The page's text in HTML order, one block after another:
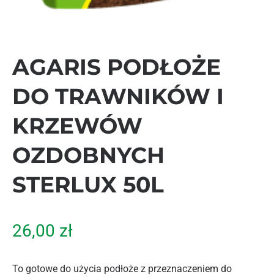
AGARIS PODŁOŻE
DO TRAWNIKÓW I
KRZEWÓW
OZDOBNYCH
STERLUX 50L
26,00 zł
To gotowe do użycia podłoże z przeznaczeniem do